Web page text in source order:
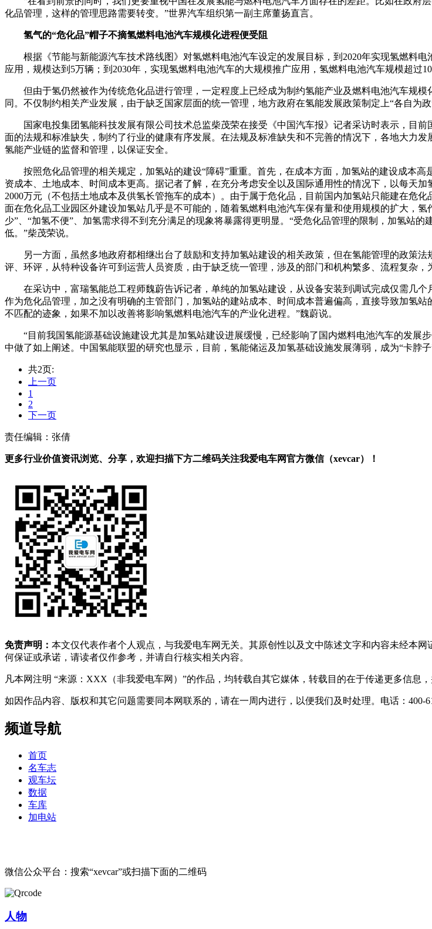
化品管理，这样的管理思路需要转变。”世界汽车组织第一副主席董扬直言。
氢气的“危化品”帽子不摘氢燃料电池汽车规模化进程便受阻
根据《节能与新能源汽车技术路线图》对氢燃料电池汽车设定的发展目标，到2020年实现氢燃料
应用，规模达到5万辆；到2030年，实现氢燃料电池汽车的大规模推广应用，氢燃料电池汽车规模超过
但由于氢仍然被作为传统危化品进行管理，一定程度上已经成为制约氢能产业及燃料电池汽车规
同。不仅制约相关产业发展，由于缺乏国家层面的统一管理，地方政府在氢能发展政策制定上“各自为
国家电投集团氢能科技发展有限公司技术总监柴茂荣在接受《中国汽车报》记者采访时表示，目
面的法规和标准缺失，制约了行业的健康有序发展。在法规及标准缺失和不完善的情况下，各地大力
氢能产业链的监督和管理，以保证安全。
按照危化品管理的相关规定，加氢站的建设“障碍”重重。首先，在成本方面，加氢站的建设成本
资成本、土地成本、时间成本更高。据记者了解，在充分考虑安全以及国际通用性的情况下，以每天
2000万元（不包括土地成本及供氢长管拖车的成本）。由于属于危化品，目前国内加氢站只能建在危
面在危化品工业园区外建设加氢站几乎是不可能的，随着氢燃料电池汽车保有量和使用规模的扩大，
少”、“加氢不便”、加氢需求得不到充分满足的现象将暴露得更明显。“受危化品管理的限制，加氢站
低。”柴茂荣说。
另一方面，虽然多地政府都相继出台了鼓励和支持加氢站建设的相关政策，但在氢能管理的政策
评、环评，从特种设备许可到运营人员资质，由于缺乏统一管理，涉及的部门和机构繁多、流程复杂，
在采访中，富瑞氢能总工程师魏蔚告诉记者，单纯的加氢站建设，从设备安装到调试完成仅需几
作为危化品管理，加之没有明确的主管部门，加氢站的建站成本、时间成本普遍偏高，直接导致加氢
不匹配的迹象，如果不加以改善将影响氢燃料电池汽车的产业化进程。”魏蔚说。
“目前我国氢能源基础设施建设尤其是加氢站建设进展缓慢，已经影响了国内燃料电池汽车的发
中做了如上阐述。中国氢能联盟的研究也显示，目前，氢能储运及加氢基础设施发展薄弱，成为“卡脖子
共2页:
上一页
1
2
下一页
责任编辑：张倩
更多行业价值资讯浏览、分享，欢迎扫描下方二维码关注我爱电车网官方微信（xevcar）！
免责声明： 本文仅代表作者个人观点，与我爱电车网无关。其原创性以及文中陈述文字和内容未经本
何保证或承诺，请读者仅作参考，并请自行核实相关内容。
凡本网注明 “来源：XXX（非我爱电车网）”的作品，均转载自其它媒体，转载目的在于传递更多信息
如因作品内容、版权和其它问题需要同本网联系的，请在一周内进行，以便我们及时处理。电话：400-
频道导航
首页
名车志
观车坛
数据
车库
加电站
微信公众平台：搜索“xevcar”或扫描下面的二维码
人物